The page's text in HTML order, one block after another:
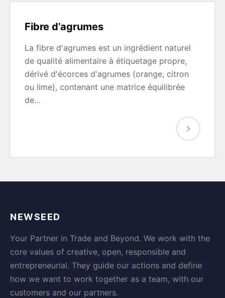
Fibre d’agrumes
La fibre d'agrumes est un ingrédient naturel
de qualité alimentaire à étiquetage propre,
dérivé d'écorces d'agrumes (orange, citron
ou lime), contenant une matrice équilibrée
de…
NEWSEED
Your Partner in Trade and Beyond. We work with the
core values of creative, open, responsible and
entrepreneurial. They guide our actions and define
how we want to work together as a team, with our
customers and our partners.